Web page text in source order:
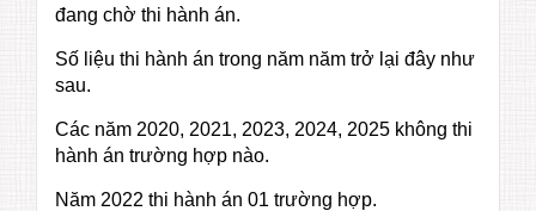
đang chờ thi hành án.
Số liệu thi hành án trong năm năm trở lại đây như
sau.
Các năm 2020, 2021, 2023, 2024, 2025 không thi
hành án trường hợp nào.
Năm 2022 thi hành án 01 trường hợp.